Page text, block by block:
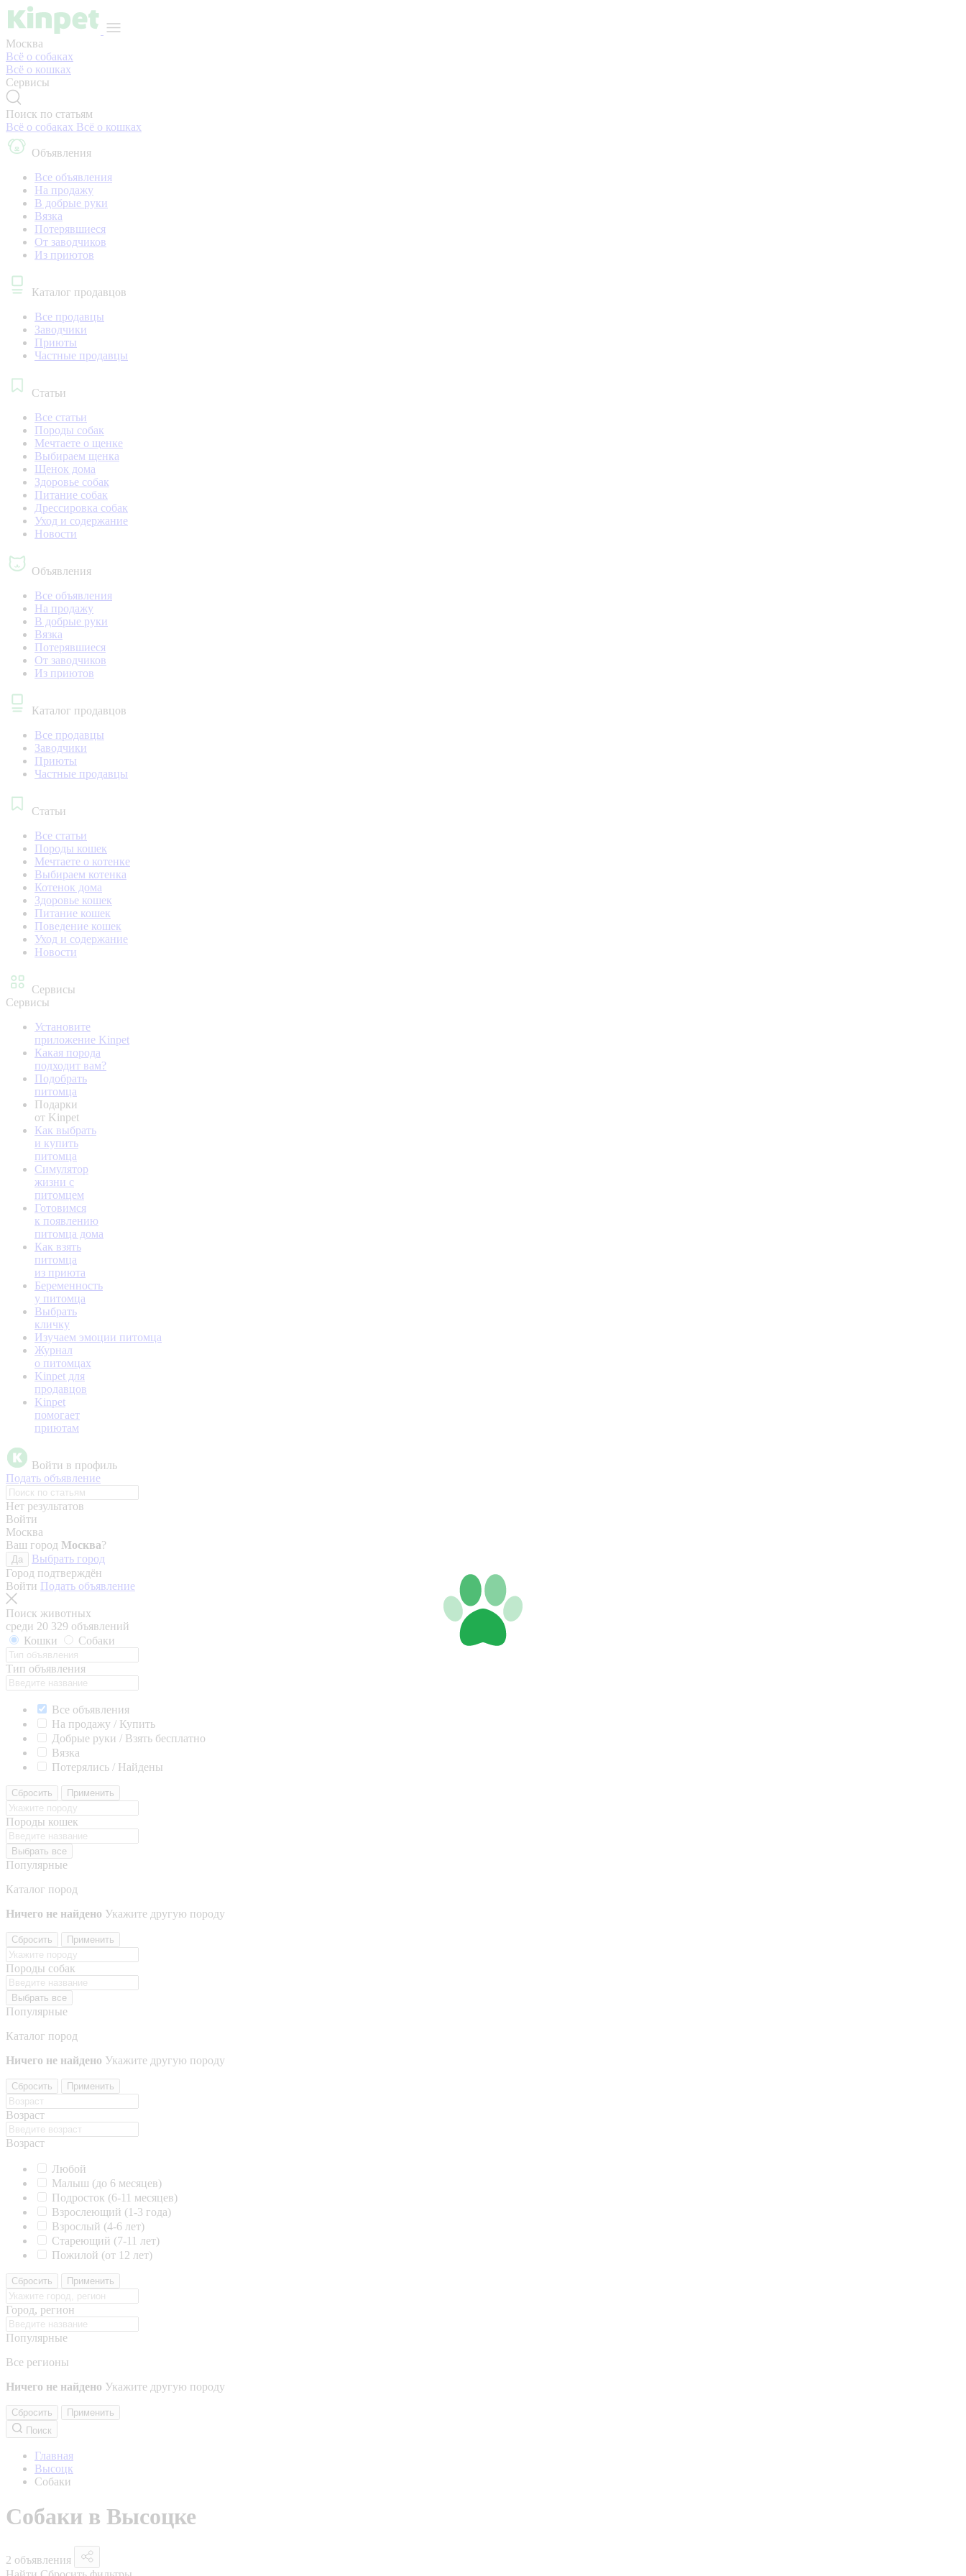
Москва
Всё о собаках
Всё о кошках
Сервисы
Поиск по статьям
Всё о собаках Всё о кошках
Объявления
Все объявления
На продажу
В добрые руки
Вязка
Потерявшиеся
От заводчиков
Из приютов
Каталог продавцов
Все продавцы
Заводчики
Приюты
Частные продавцы
Статьи
Все статьи
Породы собак
Мечтаете о щенке
Выбираем щенка
Щенок дома
Здоровье собак
Питание собак
Дрессировка собак
Уход и содержание
Новости
Объявления
Все объявления
На продажу
В добрые руки
Вязка
Потерявшиеся
От заводчиков
Из приютов
Каталог продавцов
Все продавцы
Заводчики
Приюты
Частные продавцы
Статьи
Все статьи
Породы кошек
Мечтаете о котенке
Выбираем котенка
Котенок дома
Здоровье кошек
Питание кошек
Поведение кошек
Уход и содержание
Новости
Сервисы
Сервисы
Установите
приложение Kinpet
Какая порода
подходит вам?
Подобрать
питомца
Подарки
от Kinpet
Как выбрать
и купить
питомца
Симулятор
жизни с
питомцем
Готовимся
к появлению
питомца дома
Как взять
питомца
из приюта
Беременность
у питомца
Выбрать
кличку
Изучаем эмоции питомца
Журнал
о питомцах
Kinpet для
продавцов
Kinpet
помогает
приютам
Войти в профиль
Подать объявление
Нет результатов
Войти
Москва
Ваш город Москва?
Да
Выбрать город
Город подтверждён
Войти Подать объявление
Поиск животных
среди 20 329 объявлений
Кошки
Собаки
Тип объявления
Все объявления
На продажу / Купить
Добрые руки / Взять бесплатно
Вязка
Потерялись / Найдены
Сбросить Применить
Породы кошек
Выбрать все
Популярные
Каталог пород
Ничего не найдено Укажите другую породу
Сбросить Применить
Породы собак
Выбрать все
Популярные
Каталог пород
Ничего не найдено Укажите другую породу
Сбросить Применить
Возраст
Возраст
Любой
Малыш (до 6 месяцев)
Подросток (6-11 месяцев)
Взрослеющий (1-3 года)
Взрослый (4-6 лет)
Стареющий (7-11 лет)
Пожилой (от 12 лет)
Сбросить Применить
Город, регион
Популярные
Все регионы
Ничего не найдено Укажите другую породу
Сбросить
Применить
Поиск
Главная
Высоцк
Собаки
Собаки в Высоцке
2 объявления